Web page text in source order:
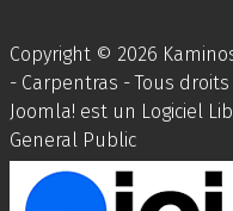
Copyright © 2026
- Carpentras - Tous
Joomla! est un Logiciel
General Public